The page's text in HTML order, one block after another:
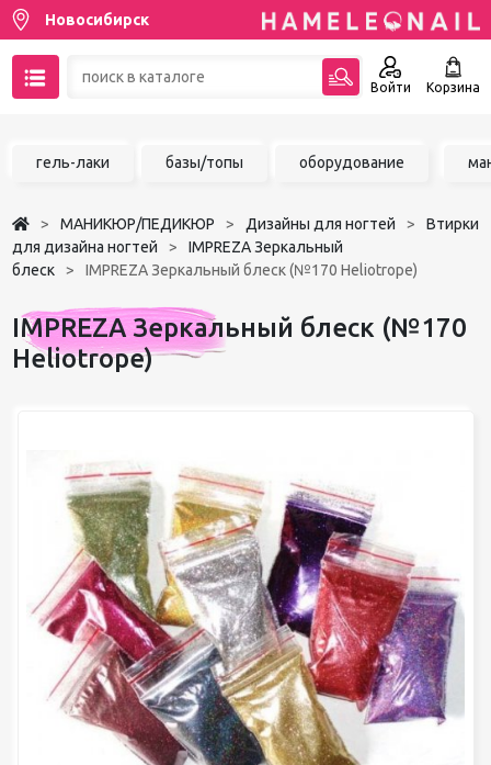
Новосибирск
Войти Корзина
Чат в MAX
Избранное
гель-лаки базы/топы оборудование
МАНИКЮР/ПЕДИКЮР Дизайны для ногтей
Втирки
для дизайна ногтей
IMPREZA Зеркальный
блеск
IMPREZA Зеркальный блеск (№170 Heliotrope)
IMPREZA Зеркальный блеск (№170
Heliotrope)